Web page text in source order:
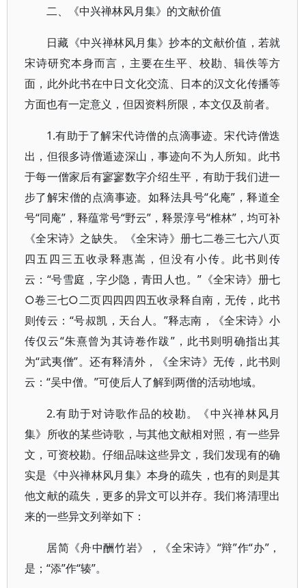
二、《中兴禅林风月集》的文献价值
日藏《中兴禅林风月集》抄本的文献价值，若就
宋诗研究本身而言，主要在生平、校勘、辑佚等方
面，此外此书在中日文化交流、日本的汉文化传播等
方面也有一定意义，但因资料所限，本文仅及前者。
1.有助于了解宋代诗僧的点滴事迹。宋代诗僧迭
出，但很多诗僧遁迹深山，事迹向不为人所知。此书
于每一僧家后有寥寥数字介绍生平，有助于我们进一
步了解宋僧的点滴事迹。如释法具号“化庵”，释道全
号“同庵”，释蕴常号“野云”，释景淳号“椎林”，均可补
《全宋诗》之缺失。《全宋诗》册七二卷三七六八页
四五四三五收录释惠嵩，但没有小传。此书则传
云：“号雪庭，字少隐，青田人也。”《全宋诗》册七
○卷三七○二页四四四四五收录释自南，无传，此书
则传云：“号叔凯，天台人。”释志南，《全宋诗》小
传仅云“朱熹曾为其诗卷作跋”，此书则明确指出其
为“武夷僧”。还有释清外，《全宋诗》无传，此书则
云：“吴中僧。”可使后人了解到两僧的活动地域。
2.有助于对诗歌作品的校勘。《中兴禅林风月
集》所收的某些诗歌，与其他文献相对照，有一些异
文，可资校勘。仔细品味这些异文，我们发现有的确
实是《中兴禅林风月集》本身的疏失，也有的则是其
他文献的疏失，更多的异文可以并存。我们将清理出
来的一些异文列举如下：
居简《舟中酬竹岩》，《全宋诗》“辩”作“办”，
是；“添”作“辏”。